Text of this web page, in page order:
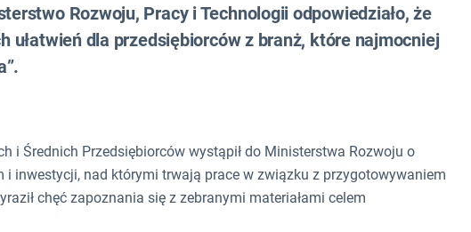
Rozwoju, Pracy i Technologii odpowiedziało, że
ułatwień dla przedsiębiorców z branż, które najmocniej
i Średnich Przedsiębiorców wystąpił do Ministerstwa Rozwoju o
inwestycji, nad którymi trwają prace w związku z przygotowywaniem
chęć zapoznania się z zebranymi materiałami celem